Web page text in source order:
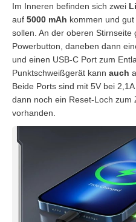
Im Inneren befinden sich zwei
auf 5000 mAh kommen und
sollen. An der oberen Stirnseite
Powerbutton, daneben dann
und einen USB-C Port zum
Punktschweißgerät kann auch
Beide Ports sind mit 5V bei
dann noch ein Reset-Loch zum
vorhanden.